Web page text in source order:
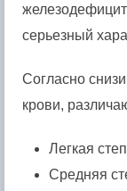
серьезный
Согласно
крови,
Легкая
Средняя